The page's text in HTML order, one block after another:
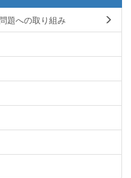
題への取り組み